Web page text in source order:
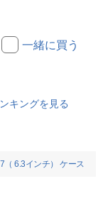
一緒に買う
キングを見る
（ 6.3インチ） ケース